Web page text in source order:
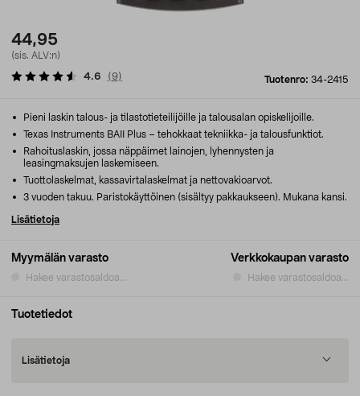
44,95
(sis. ALV:n)
Tuotenro: 34-2415
4.6 (9)
Myymälän varasto
Hakee varastosaldoa...
Verkkokaupan varasto
Hakee varastosaldoa...
Pieni laskin talous- ja tilastotieteilijöille ja talousalan opiskelijoille.
Texas Instruments BAII Plus – tehokkaat tekniikka- ja talousfunktiot.
Rahoituslaskin, jossa näppäimet lainojen, lyhennysten ja
leasingmaksujen laskemiseen.
Tuottolaskelmat, kassavirtalaskelmat ja nettovakioarvot.
3 vuoden takuu. Paristokäyttöinen (sisältyy pakkaukseen). Mukana kansi.
Lisätietoja
Tuotetiedot
Lisätietoja